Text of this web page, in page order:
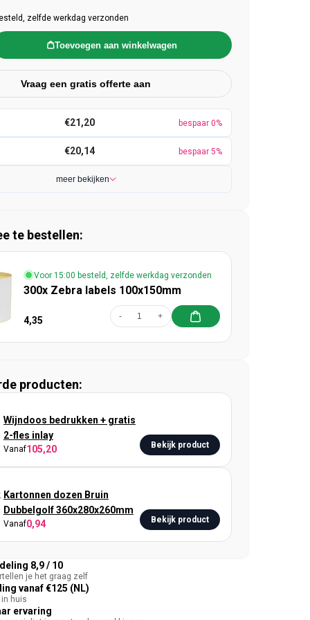
zelfde werkdag verzonden
Toevoegen aan winkelwagen
Vraag een gratis offerte aan
€21,20 bespaar 0%
€20,14 bespaar 5%
meer bekijken
te bestellen:
Voor 15:00 besteld, zelfde werkdag verzonden
300x Zebra labels 100x150mm
4,35 - +
producten:
Wijndoos bedrukken + gratis
2-fles inlay
Vanaf105,20 Bekijk product
Kartonnen dozen Bruin
Dubbelgolf 360x280x260mm
Vanaf0,94 Bekijk product
8,9 / 10
je het graag zelf
vanaf €125 (NL)
huis
ervaring